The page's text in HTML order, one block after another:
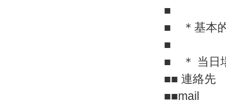
■
■ ＊基本
■
■ ＊ 当日
■■ 連絡先